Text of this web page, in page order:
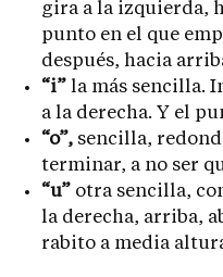
gira a la izquierda,
punto en el que
después, hacia
“i” la más sencilla.
a la derecha. Y el
“o”, sencilla,
terminar, a no ser
“u” otra sencilla,
la derecha, arriba,
rabito a media